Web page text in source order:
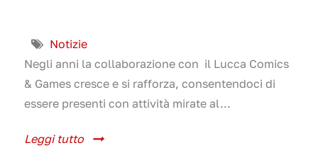
Notizie
Negli anni la collaborazione con il Lucca Comics
& Games cresce e si rafforza, consentendoci di
essere presenti con attività mirate al...
Leggi tutto